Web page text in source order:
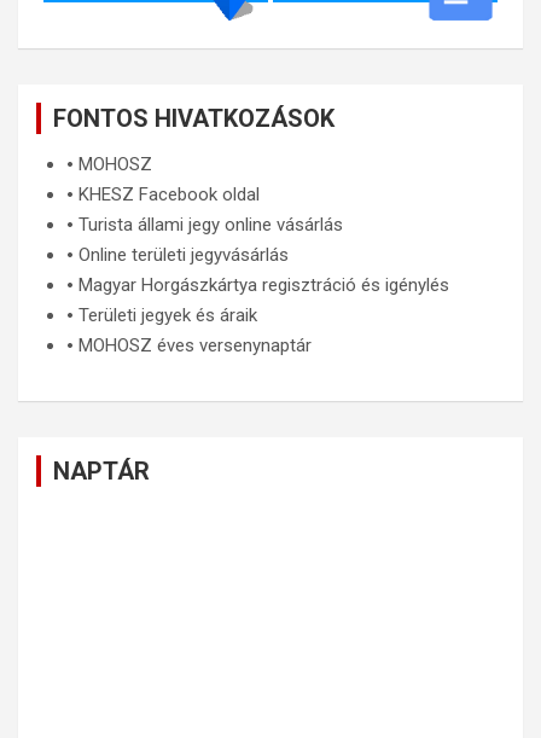
FONTOS HIVATKOZÁSOK
🞄 MOHOSZ
🞄 KHESZ Facebook oldal
🞄 Turista állami jegy online vásárlás
🞄 Online területi jegyvásárlás
🞄 Magyar Horgászkártya regisztráció és igénylés
🞄 Területi jegyek és áraik
🞄 MOHOSZ éves versenynaptár
NAPTÁR